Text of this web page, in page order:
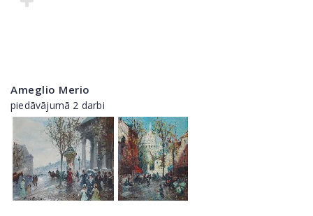
Ameglio Merio
piedāvājumā 2 darbi